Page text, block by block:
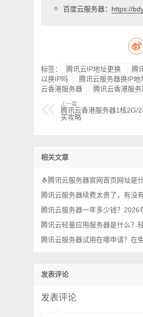
百度云服务器： https://
标签： 腾讯云IP地址更换 腾
以换IP吗
腾讯云服务器换IP地
云香港服务器
腾讯云香港服
上一篇：
腾讯云香港服务器1核2G/
买攻略
相关文章
腾讯云服务器试用在哪申请？在
发表评论
发表评论